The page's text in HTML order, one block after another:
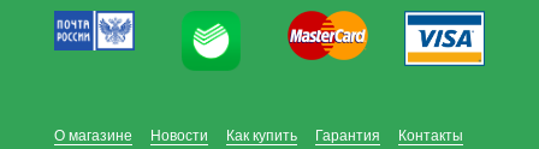
О магазине Новости Как купить Гарантия
Контакты